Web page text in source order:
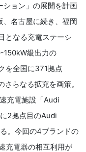
ション」の展開を計画
名古屋に続き、福岡
となる充電ステーシ
150kW級出力の
を全国に371拠点
らなる拡充を画策。
充電施設「Audi
2拠点目のAudi
。今回の4ブランドの
充電器の相互利用が